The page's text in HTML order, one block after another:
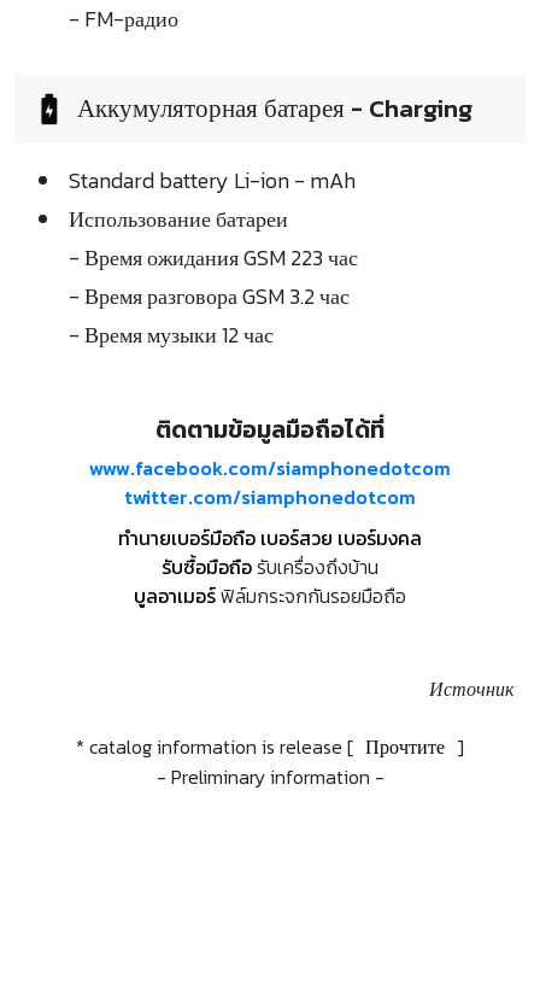
- FM-радио
Аккумуляторная батарея - Charging
Standard battery Li-ion - mAh
Использование батареи
- Время ожидания GSM 223 час
- Время разговора GSM 3.2 час
- Время музыки 12 час
ติดตามข้อมูลมือถือได้ที่
www.facebook.com/siamphonedotcom
twitter.com/siamphonedotcom
ทำนายเบอร์มือถือ เบอร์สวย เบอร์มงคล
รับซื้อมือถือรับเครื่องถึงบ้าน
บูลอาเมอร์ฟิล์มกระจกกันรอยมือถือ
Источник
* catalog information is release [ Прочтите ]
- Preliminary information -